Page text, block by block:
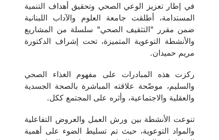
في إطار تعزيز الوعي الصحي وتحقيق أهداف التنمية
المستدامة، أطلقت جامعة العلوم والآداب اللبنانية
ضمن مقرر "التثقيف الصحي" سلسلة من المشاريع
والأنشطة التوعوية المتميزة، تحت إشراف الدكتورة
مريم حميدان.
ركزت هذه المبادرات على مفهوم الغذاء الصحي
والسليم، موضّحة علاقته المباشرة بالصحة الجسدية
والعقلية والاجتماعية، وأثره على المجتمع ككل.
تنوعت الأنشطة بين ورش العمل والعروض التفاعلية
والمواد التوعوية، حيث تم تسليط الضوء على أهمية